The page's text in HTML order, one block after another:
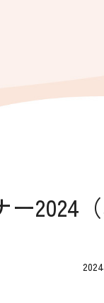
2024